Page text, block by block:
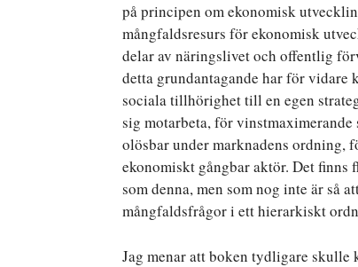
på principen om ekonomisk
mångfaldsresurs för ekonomisk
delar av näringslivet och offentlig
detta grundantagande har för vidare
sociala tillhörighet till en egen
sig motarbeta, för
olösbar under marknadens ordning,
ekonomiskt gångbar aktör. Det finns
som denna, men som nog inte är så
mångfaldsfrågor i ett hierarkiskt
Jag menar att boken tydligare